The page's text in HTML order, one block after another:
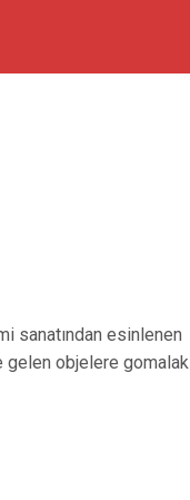
sanatından esinlenen
gelen objelere gomalak